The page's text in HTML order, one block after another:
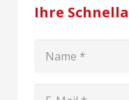
Ihre